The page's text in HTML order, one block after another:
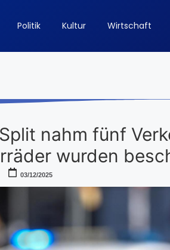
Politik Kultur Wirtschaft
nahm fünf
wurden
03/12/2025